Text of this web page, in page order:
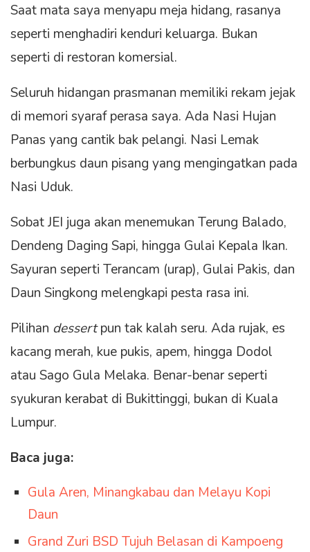
Saat mata saya menyapu meja hidang, rasanya
seperti menghadiri kenduri keluarga. Bukan
seperti di restoran komersial.
Seluruh hidangan prasmanan memiliki rekam jejak
di memori syaraf perasa saya. Ada Nasi Hujan
Panas yang cantik bak pelangi. Nasi Lemak
berbungkus daun pisang yang mengingatkan pada
Nasi Uduk.
Sobat JEI juga akan menemukan Terung Balado,
Dendeng Daging Sapi, hingga Gulai Kepala Ikan.
Sayuran seperti Terancam (urap), Gulai Pakis, dan
Daun Singkong melengkapi pesta rasa ini.
Pilihan dessertpun tak kalah seru. Ada rujak, es
kacang merah, kue pukis, apem, hingga Dodol
atau Sago Gula Melaka. Benar-benar seperti
syukuran kerabat di Bukittinggi, bukan di Kuala
Lumpur.
Baca juga:
Gula Aren, Minangkabau dan Melayu Kopi
Daun
Grand Zuri BSD Tujuh Belasan di Kampoeng